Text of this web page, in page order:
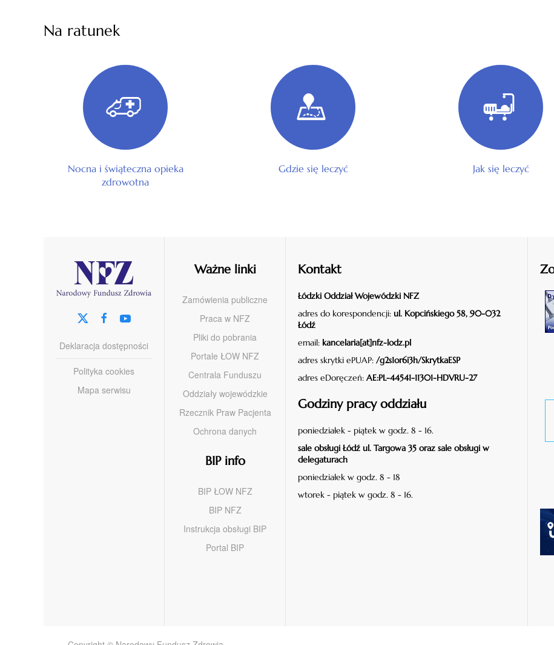
Na ratunek
Nocna i świąteczna opieka
zdrowotna
Gdzie się leczyć Jak się leczyć
Deklaracja dostępności
Polityka cookies
Mapa serwisu
Ważne linki
Zamówienia publiczne
Praca w NFZ
Pliki do pobrania
Portale ŁOW NFZ
Centrala Funduszu
Oddziały wojewódzkie
Rzecznik Praw Pacjenta
Ochrona danych
BIP info
BIP ŁOW NFZ
BIP NFZ
Instrukcja obsługi BIP
Portal BIP
Kontakt
Łódzki Oddział Wojewódzki NFZ
adres do korespondencji: ul. Kopcińskiego 58, 90-032
Łódź
email: kancelaria[at]nfz-lodz.pl
adres skrytki ePUAP: /g2s1or6i3h/SkrytkaESP
adres eDoręczeń: AE:PL-44541-11301-HDVRU-27
Godziny pracy oddziału
poniedziałek - piątek w godz. 8 - 16.
sale obsługi Łódź ul. Targowa 35 oraz sale obsługi w
delegaturach
poniedziałek w godz. 8 - 18
wtorek - piątek w godz. 8 - 16.